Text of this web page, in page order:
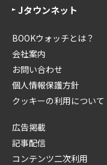
Jタウンネット
BOOKウォッチとは？
会社案内
お問い合わせ
個人情報保護方針
クッキーの利用について
広告掲載
記事配信
コンテンツ二次利用